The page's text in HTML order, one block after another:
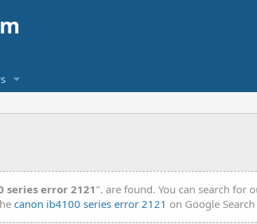
series error 2121 ". are found. You can search
canon ib4100 series error 2121 on Google Search